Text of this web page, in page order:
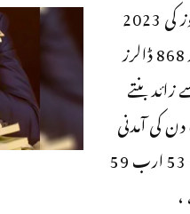
دنیا کے امیر ترین شخص کی چیف بیزوز کی 2023
میں اوسطاً ہر گھنٹے میں 79 لاکھ 90 ہزار 868 ڈالرز
زائد بنتے
کی آمدنی
19 کروڑ 17 لاکھ 80 ہزار 822 ڈالرز، 53 ارب 59